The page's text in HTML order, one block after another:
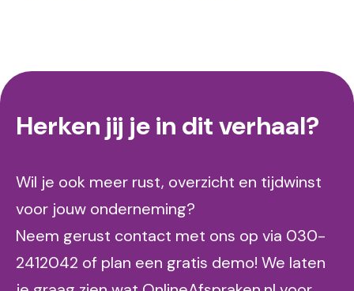
Herken jij je in dit verhaal?
Wil je ook meer rust, overzicht en tijdwinst
voor jouw onderneming?
Neem gerust contact met ons op via 030-
2412042 of plan een gratis demo! We laten